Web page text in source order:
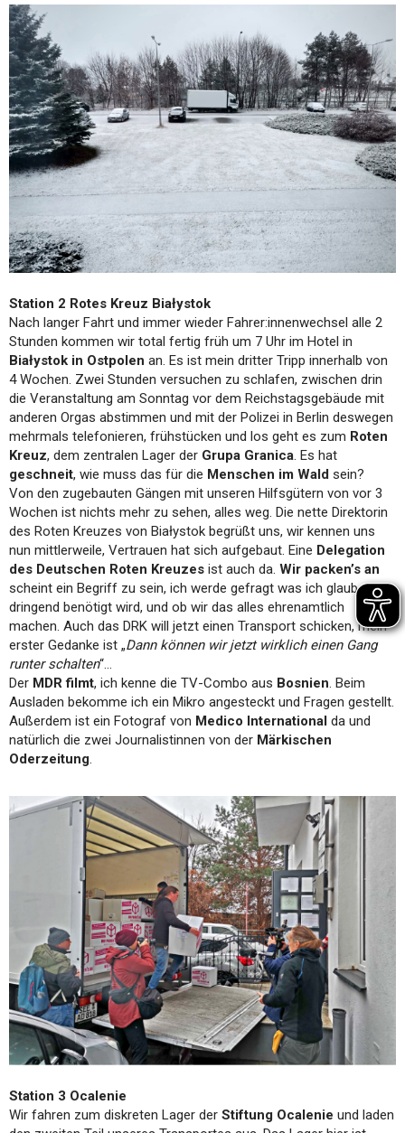
Station 2 Rotes Kreuz Białystok
Nach langer Fahrt und immer wieder Fahrer:innenwechsel alle 2
Stunden kommen wir total fertig früh um 7 Uhr im Hotel in
Białystok in Ostpolen an. Es ist mein dritter Tripp innerhalb von
4 Wochen. Zwei Stunden versuchen zu schlafen, zwischen drin
die Veranstaltung am Sonntag vor dem Reichstagsgebäude mit
anderen Orgas abstimmen und mit der Polizei in Berlin deswegen
mehrmals telefonieren, frühstücken und los geht es zum Roten
Kreuz, dem zentralen Lager der Grupa Granica. Es hat
geschneit, wie muss das für die Menschen im Wald sein?
Von den zugebauten Gängen mit unseren Hilfsgütern von vor 3
Wochen ist nichts mehr zu sehen, alles weg. Die nette Direktorin
des Roten Kreuzes von Białystok begrüßt uns, wir kennen uns
nun mittlerweile, Vertrauen hat sich aufgebaut. Eine Delegation
des Deutschen Roten Kreuzes ist auch da. Wir packen’s an
scheint ein Begriff zu sein, ich werde gefragt was ich glaube was
dringend benötigt wird, und ob wir das alles ehrenamtlich
machen. Auch das DRK will jetzt einen Transport schicken, mein
erster Gedanke ist „Dann können wir jetzt wirklich einen Gang
runter schalten“…
Der MDR filmt, ich kenne die TV-Combo aus Bosnien. Beim
Ausladen bekomme ich ein Mikro angesteckt und Fragen gestellt.
Außerdem ist ein Fotograf von Medico International da und
natürlich die zwei Journalistinnen von der Märkischen
Oderzeitung.
Station 3 Ocalenie
Wir fahren zum diskreten Lager der Stiftung Ocalenie und laden